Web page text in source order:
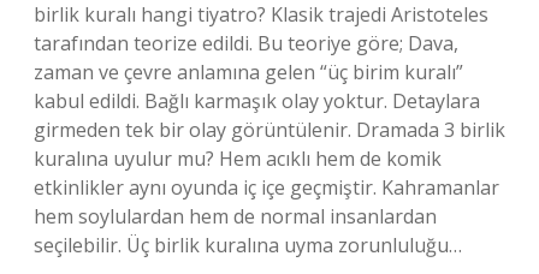
birlik kuralı hangi tiyatro? Klasik trajedi Aristoteles
tarafından teorize edildi. Bu teoriye göre; Dava,
zaman ve çevre anlamına gelen “üç birim kuralı”
kabul edildi. Bağlı karmaşık olay yoktur. Detaylara
girmeden tek bir olay görüntülenir. Dramada 3 birlik
kuralına uyulur mu? Hem acıklı hem de komik
etkinlikler aynı oyunda iç içe geçmiştir. Kahramanlar
hem soylulardan hem de normal insanlardan
seçilebilir. Üç birlik kuralına uyma zorunluluğu…